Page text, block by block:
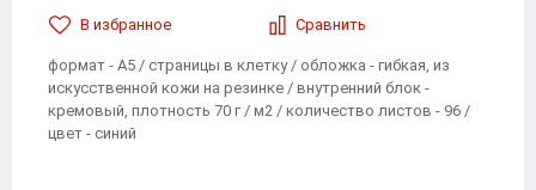
В избранноe Сравнить
формат - А5 / страницы в клетку / обложка - гибкая, из
искусственной кожи на резинке / внутренний блок -
кремовый, плотность 70 г / м2 / количество листов - 96 /
цвет - синий